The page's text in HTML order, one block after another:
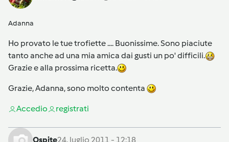
Adanna
Ho provato le tue trofiette .... Buonissime. Sono piaciute
tanto anche ad una mia amica dai gusti un po' difficili.
Grazie e alla prossima ricetta.
Grazie, Adanna, sono molto contenta
Accedio registrati
Ospite24. luglio 2011 - 12:18